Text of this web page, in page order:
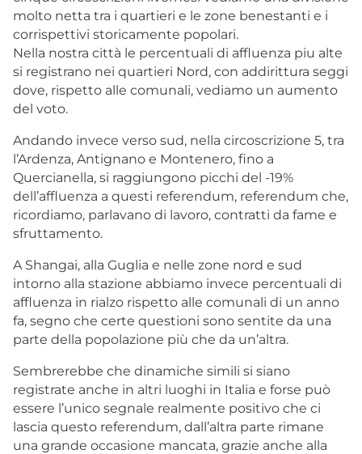
molto netta tra i quartieri e le zone benestanti e i
corrispettivi storicamente popolari.
Nella nostra città le percentuali di affluenza piu alte
si registrano nei quartieri Nord, con addirittura seggi
dove, rispetto alle comunali, vediamo un aumento
del voto.
Andando invece verso sud, nella circoscrizione 5, tra
l’Ardenza, Antignano e Montenero, fino a
Quercianella, si raggiungono picchi del -19%
dell’affluenza a questi referendum, referendum che,
ricordiamo, parlavano di lavoro, contratti da fame e
sfruttamento.
A Shangai, alla Guglia e nelle zone nord e sud
intorno alla stazione abbiamo invece percentuali di
affluenza in rialzo rispetto alle comunali di un anno
fa, segno che certe questioni sono sentite da una
parte della popolazione più che da un’altra.
Sembrerebbe che dinamiche simili si siano
registrate anche in altri luoghi in Italia e forse può
essere l’unico segnale realmente positivo che ci
lascia questo referendum, dall’altra parte rimane
una grande occasione mancata, grazie anche alla